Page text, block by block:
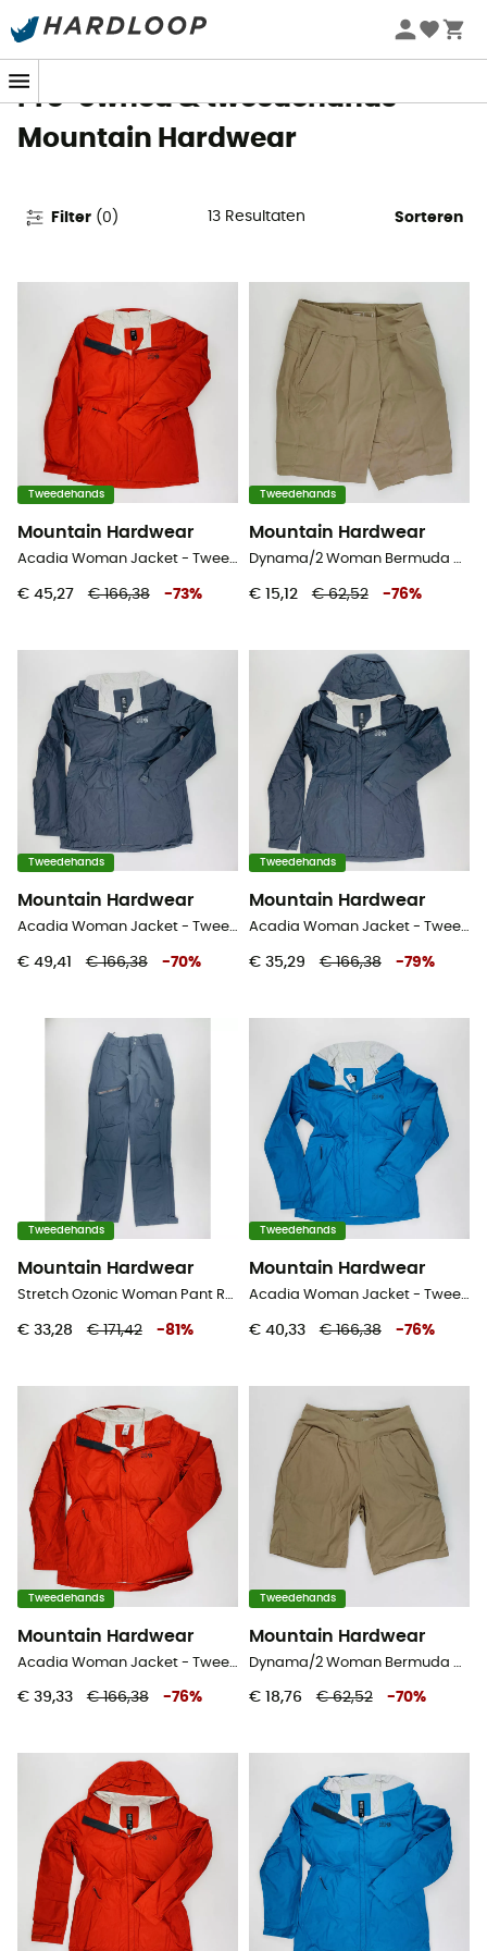
Zomeraanbiedingen 🔥 -5% EXTRA vanaf 2 producten* met
Pre-owned & tweedehands
Mountain Hardwear
Filter (0 ) 13 Resultaten Sorteren
Tweedehands
Mountain Hardwear
Acadia Woman Jacket - Tweedehands Regenjas - Dames - Rood - S
€ 45,27 € 166,38 -73%
Tweedehands
Mountain Hardwear
Dynama/2 Woman Bermuda Regular - Tweedehands Short - Dames - Beige - S
€ 15,12 € 62,52 -76%
Tweedehands
Mountain Hardwear
Acadia Woman Jacket - Tweedehands Regenjas - Dames - Zwart - S
€ 49,41 € 166,38 -70%
Tweedehands
Mountain Hardwear
Acadia Woman Jacket - Tweedehands Regenjas - Dames - Zwart - XS
€ 35,29 € 166,38 -79%
Tweedehands
Mountain Hardwear
Stretch Ozonic Woman Pant Regular - Tweedehands Regenbroek - Dames - Zwart - XS
€ 33,28 € 171,42 -81 %
Tweedehands
Mountain Hardwear
Acadia Woman Jacket - Tweedehands Regenjas - Dames - Blauwe olie - XS
€ 40,33 € 166,38 -76%
Tweedehands
Mountain Hardwear
Acadia Woman Jacket - Tweedehands Regenjas - Dames - Rood - M
€ 39,33 € 166,38 -76%
Tweedehands
Mountain Hardwear
Dynama/2 Woman Bermuda Regular - Tweedehands Short - Dames - Beige - XS
€ 18,76 € 62,52 -70%